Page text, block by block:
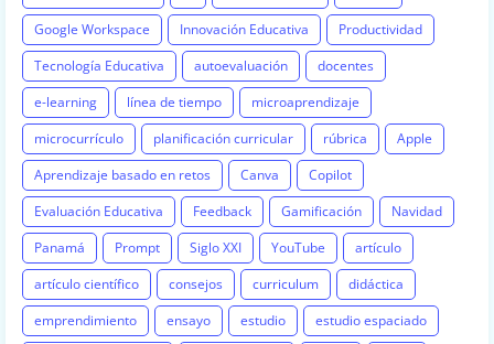
Google Workspace
Innovación Educativa
Productividad
Tecnología Educativa
autoevaluación
docentes
e-learning
línea de tiempo
microaprendizaje
microcurrículo
planificación curricular rúbrica
Apple
Aprendizaje basado en retos
Canva
Copilot
Evaluación Educativa
Feedback Gamificación
Navidad
Panamá
Prompt Siglo XXI YouTube
artículo
artículo científico
consejos curriculum
didáctica
emprendimiento
ensayo estudio
estudio espaciado